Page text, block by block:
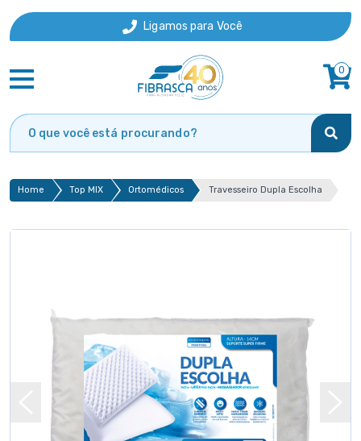
Ligamos para Você
0
Home Top MIX Ortomédicos Travesseiro Dupla Escolha